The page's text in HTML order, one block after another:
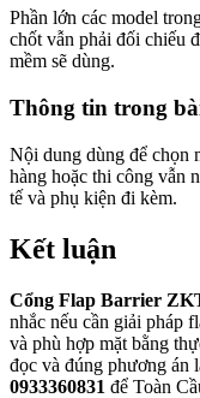
Phần lớn các model
chốt vẫn phải đối chiếu
mềm sẽ dùng.
Thông tin trong
Nội dung dùng để chọn
hàng hoặc thi công vẫn
tế và phụ kiện đi kèm.
Kết luận
Cổng Flap Barrier
nhắc nếu cần giải pháp
và phù hợp mặt bằng
đọc và đúng phương án
0933360831 để Toàn